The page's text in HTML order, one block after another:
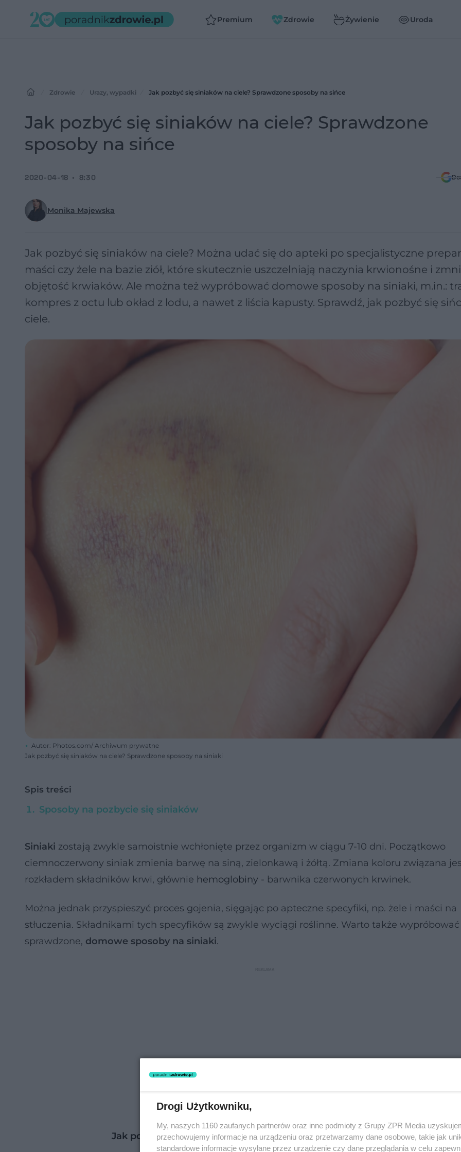
Premium Zdrowie Żywienie Uroda
Zdrowie Urazy, wypadki Jak pozbyć się siniaków na ciele? Sprawdzone sposoby na sińce
Jak pozbyć się siniaków na ciele? Sprawdzone
sposoby na sińce
Monika Majewska
2020-04-18 8:30
Jak pozbyć się siniaków na ciele? Można udać się do apteki po specjalistyczne
maści czy żele na bazie ziół, które skutecznie uszczelniają naczynia krwionośne i
objętość krwiaków. Ale można też wypróbować domowe sposoby na siniaki, m.in.:
kompres z octu lub okład z lodu, a nawet z liścia kapusty. Sprawdź, jak pozbyć się
ciele.
Autor: Photos.com/ Archiwum prywatne
Jak pozbyć się siniaków na ciele? Sprawdzone sposoby na siniaki
Spis treści
Sposoby na pozbycie się siniaków
Siniaki zostają zwykle samoistnie wchłonięte przez organizm w ciągu 7-10 dni. Początkowo
ciemnoczerwony siniak zmienia barwę na siną, zielonkawą i żółtą. Zmiana koloru związana
rozkładem składników krwi, głównie hemoglobiny - barwnika czerwonych krwinek.
Można jednak przyspieszyć proces gojenia, sięgając po apteczne specyfiki, np. żele i maści na
stłuczenia. Składnikami tych specyfików są zwykle wyciągi roślinne. Warto także wypróbować
sprawdzone, domowe sposoby na siniaki.
Jak pozbyć się siniaków?
Drogi Użytkowniku,
My, naszych 1160 zaufanych partnerów oraz inne podmioty z Grupy ZPR Media
przechowujemy informacje na urządzeniu oraz przetwarzamy dane osobowe, takie jak
standardowe informacje wysyłane przez urządzenie czy dane przeglądania w celu